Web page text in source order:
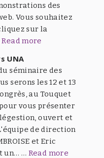
des
Vous souhaitez
sur la
Read more
UNA
séminaire des
serons les 12 et 13
au Touquet
vous présenter
ouvert et
de direction
et Eric
un… … Read more